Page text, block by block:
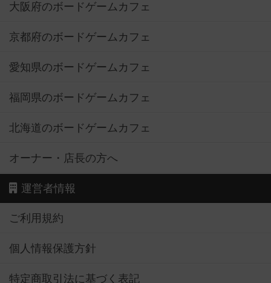
大阪府のボードゲームカフェ
京都府のボードゲームカフェ
愛知県のボードゲームカフェ
福岡県のボードゲームカフェ
北海道のボードゲームカフェ
オーナー・店長の方へ
運営者情報
ご利用規約
個人情報保護方針
特定商取引法に基づく表記